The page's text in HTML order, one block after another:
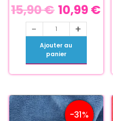
15,90€ 10,99 €
- +
Ajouter au
panier
-31%